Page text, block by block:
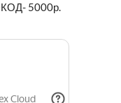
5000р.